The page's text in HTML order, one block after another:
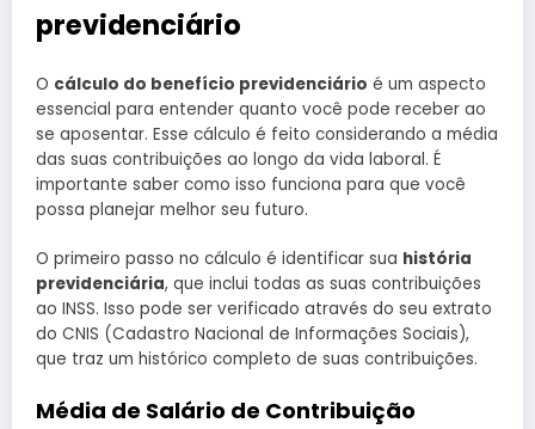
previdenciário
O cálculo do benefício previdenciário é um aspecto
essencial para entender quanto você pode receber ao
se aposentar. Esse cálculo é feito considerando a média
das suas contribuições ao longo da vida laboral. É
importante saber como isso funciona para que você
possa planejar melhor seu futuro.
O primeiro passo no cálculo é identificar sua história
previdenciária, que inclui todas as suas contribuições
ao INSS. Isso pode ser verificado através do seu extrato
do CNIS (Cadastro Nacional de Informações Sociais),
que traz um histórico completo de suas contribuições.
Média de Salário de Contribuição